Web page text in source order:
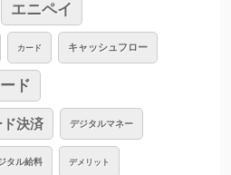
エニペイ
カード キャッシュフロー
ド
決済 デジタルマネー
タル給料 デメリット